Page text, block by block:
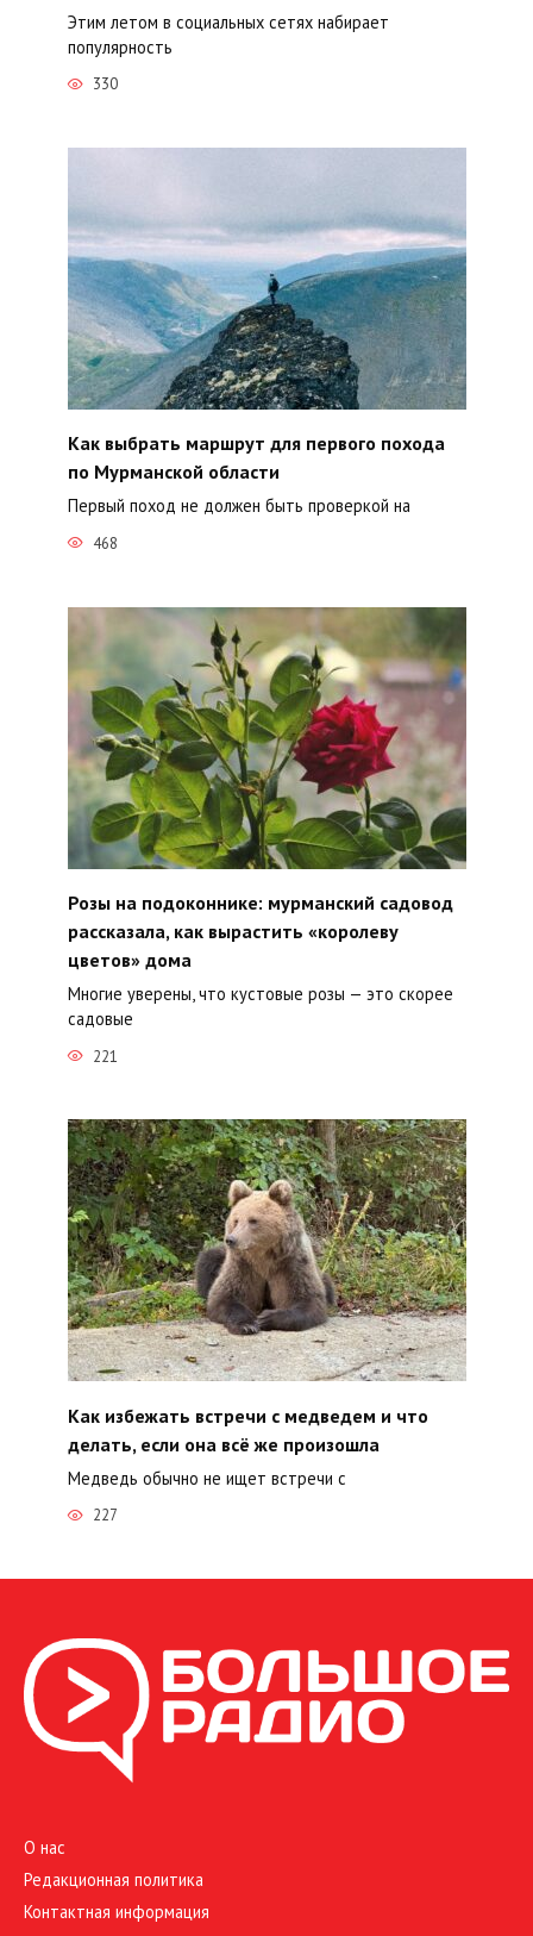
Этим летом в социальных сетях набирает
популярность
330
Как выбрать маршрут для первого похода
по Мурманской области
Первый поход не должен быть проверкой на
468
Розы на подоконнике: мурманский садовод
рассказала, как вырастить «королеву
цветов» дома
Многие уверены, что кустовые розы — это скорее
садовые
221
Как избежать встречи с медведем и что
делать, если она всё же произошла
Медведь обычно не ищет встречи с
227
О нас
Редакционная политика
Контактная информация